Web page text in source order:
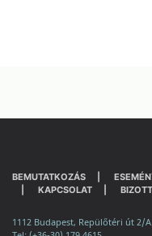
BEMUTATKOZÁS
KAPCSOLAT
1112 Budapest, Repülőtéri út 2/A.